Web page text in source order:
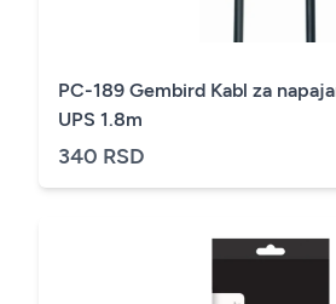
PC-189 Gembird Kabl za
UPS 1.8m
340 RSD